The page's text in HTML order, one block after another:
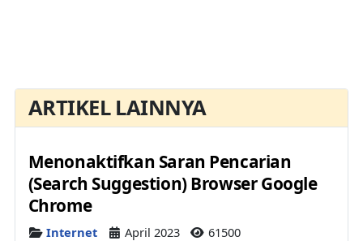
ARTIKEL LAINNYA
Menonaktifkan Saran Pencarian
(Search Suggestion) Browser Google
Chrome
Details
Internet April 2023 61500